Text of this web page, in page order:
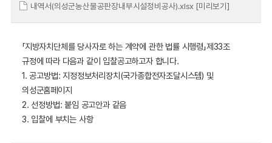
내역서(의성군농산물공판장내부시설정비공사).xlsx [미리보기]
「지방자치단체를 당사자로 하는 계약에 관한 법률 시행령」제33조
규정에 따라 다음과 같이 입찰공고하고자 합니다.
1. 공고방법: 지정정보처리장치(국가종합전자조달시스템) 및
의성군홈페이지
2. 선정방법: 붙임 공고안과 같음
3. 입찰에 부치는 사항